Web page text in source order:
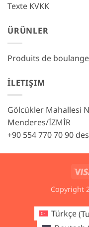
Texte KVKK
ÜRÜNLER
Produits de
İLETIŞIM
Gölcükler Mahallesi
Menderes/İZMİR
+90 554 770 70 90
Copyright
Türkçe(